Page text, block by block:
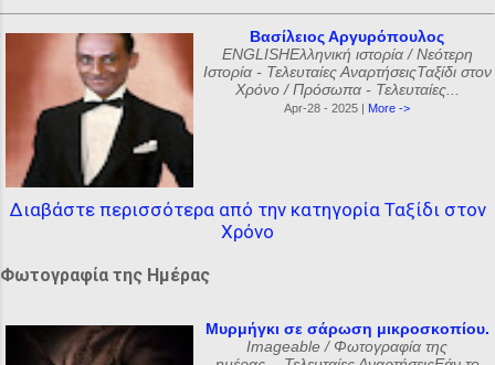
Βασίλειος Αργυρόπουλος
ENGLISHΕλληνική ιστορία / Νεότερη
Ιστορία - Τελευταίες ΑναρτήσειςΤαξίδι στον
Χρόνο / Πρόσωπα - Τελευταίες...
Apr-28 - 2025 | More ->
Διαβάστε περισσότερα από την κατηγορία Ταξίδι στον
Χρόνο
Φωτογραφία της Ημέρας
Μυρμήγκι σε σάρωση μικροσκοπίου.
Imageable / Φωτογραφία της